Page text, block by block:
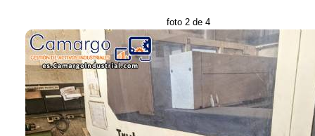
foto 2 de 4